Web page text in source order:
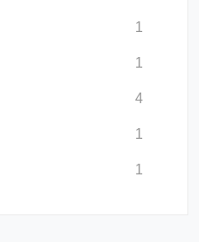
1
1
4
1
1